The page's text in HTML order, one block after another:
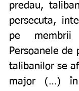
predau,
persecuta,
pe
Persoanele de
talibanilor se
major (…) în